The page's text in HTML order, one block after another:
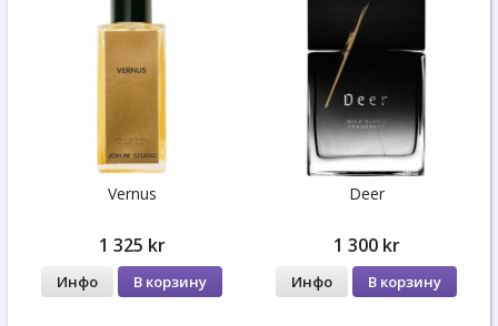
Vernus
1 325 kr
Инфо В корзину
Deer
1 300 kr
Инфо В корзину